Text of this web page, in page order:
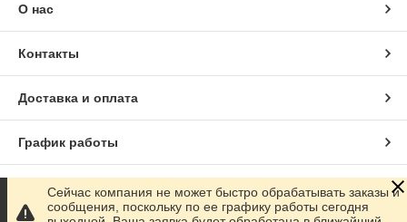
О нас
Контакты
Доставка и оплата
График работы
Полная версия сайта
Сейчас компания не может быстро обрабатывать заказы и
сообщения, поскольку по ее графику работы сегодня